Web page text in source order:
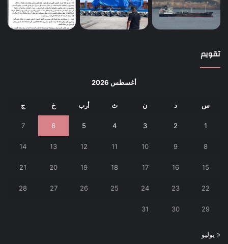
تقويم
أغسطس 2026
س د ن ث أرب خ ج
1
2
3
4
5
6
7
8
9
10
11
12
13
14
15
16
17
18
19
20
21
22
23
24
25
26
27
28
29
30
31
« يوليو